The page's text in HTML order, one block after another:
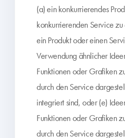
(a) ein konkurrierendes
konkurrierenden Service
ein Produkt oder einen
Verwendung ähnlicher
Funktionen oder Grafiken
durch den Service
integriert sind, oder (e)
Funktionen oder Grafiken
durch den Service